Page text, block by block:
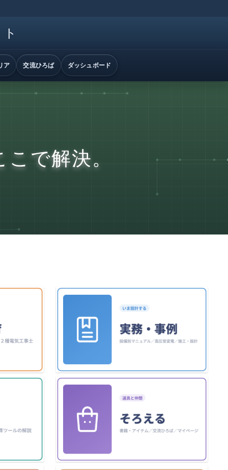
ア 交流ひろば ダッシュボード
で解決。